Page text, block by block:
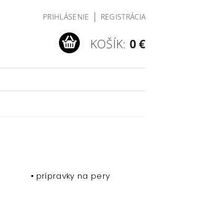
PRIHLÁSENIE | REGISTRÁCIA
KOŠÍK: 0 €
prípravky na pery